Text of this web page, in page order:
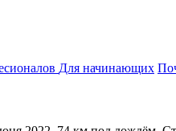
Для начинающих